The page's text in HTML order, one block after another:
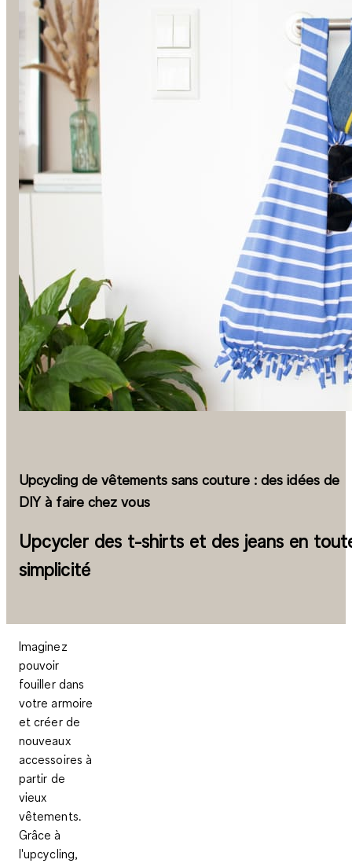
Upcycling de vêtements sans couture : des idées de
DIY à faire chez vous
Upcycler des t-shirts et des jeans en
simplicité
Imaginez
pouvoir
fouiller dans
votre armoire
et créer de
nouveaux
accessoires à
partir de
vieux
vêtements.
Grâce à
l'upcycling,